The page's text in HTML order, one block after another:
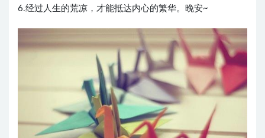
6.经过人生的荒凉，才能抵达内心的繁华。晚安~